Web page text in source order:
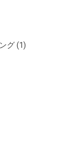
グ (1)